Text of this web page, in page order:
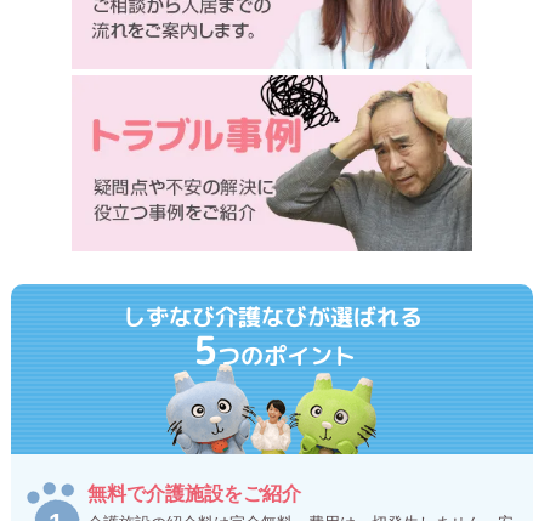
しずなび介護なびが選ばれる
5つのポイント
無料で介護施設をご紹介